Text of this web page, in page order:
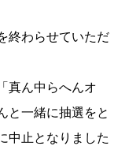
終わらせていただ
真ん中らへんオ
と一緒に抽選をと
中止となりました